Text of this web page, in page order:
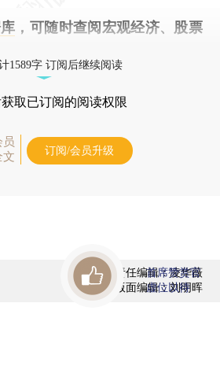
，可随时查阅宏观经济、股票
1589字 订阅后继续阅读
获取已订阅的阅读权限
员
文
订阅/会员升级
责任编辑：凌华薇
版面编辑：刘明晖
首席赞赏官
虚位以待